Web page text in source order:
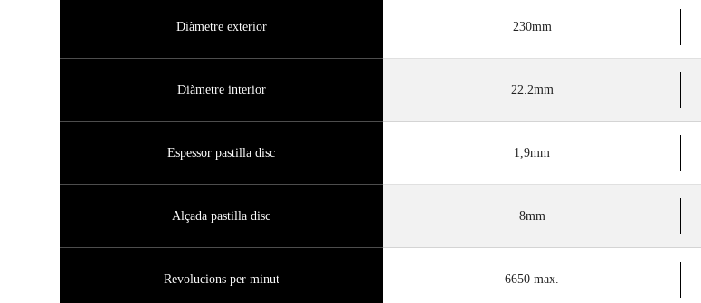
Diàmetre exterior 230mm
Diàmetre interior 22.2mm
Espessor pastilla disc 1,9mm
Alçada pastilla disc 8mm
Revolucions per minut 6650 max.